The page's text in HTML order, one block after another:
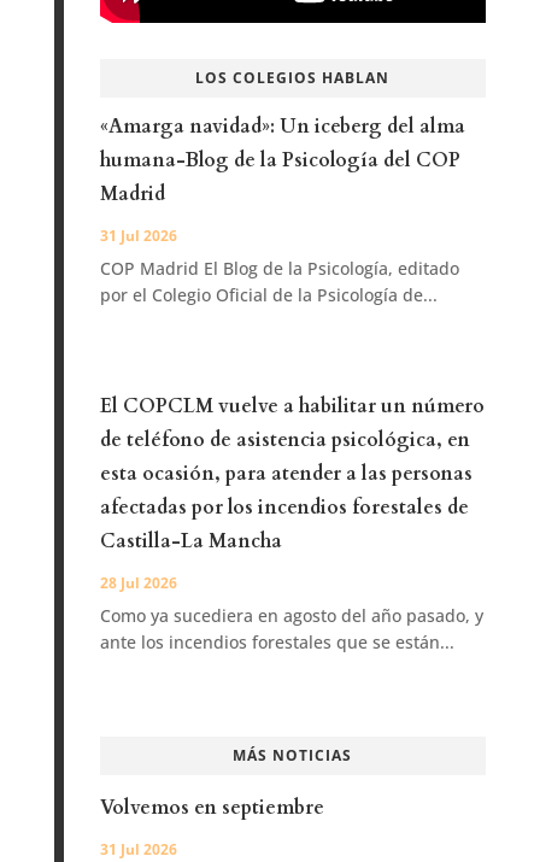
LOS COLEGIOS HABLAN
«Amarga navidad»: Un iceberg del alma
humana-Blog de la Psicología del COP
Madrid
31 Jul 2026
COP Madrid El Blog de la Psicología, editado
por el Colegio Oficial de la Psicología de...
El COPCLM vuelve a habilitar un número
de teléfono de asistencia psicológica, en
esta ocasión, para atender a las personas
afectadas por los incendios forestales de
Castilla-La Mancha
28 Jul 2026
Como ya sucediera en agosto del año pasado, y
ante los incendios forestales que se están...
MÁS NOTICIAS
Volvemos en septiembre
31 Jul 2026